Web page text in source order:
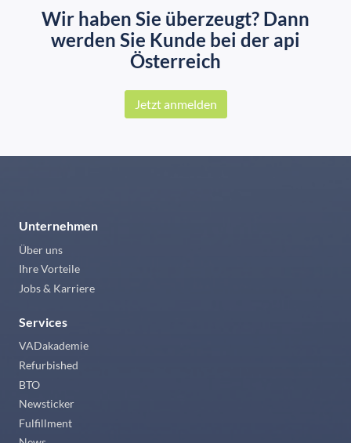
Wir haben Sie überzeugt? Dann
werden Sie Kunde bei der api
Österreich
Jetzt anmelden
Unternehmen
Über uns
Ihre Vorteile
Jobs & Karriere
Services
VADakademie
Refurbished
BTO
Newsticker
Fulfillment